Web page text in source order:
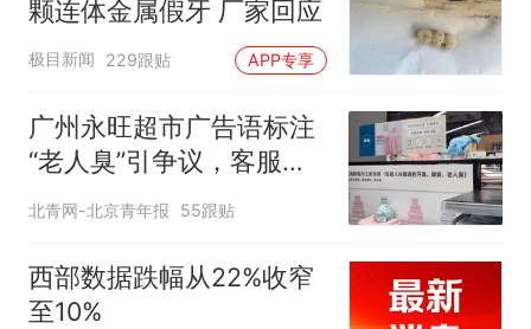
颗连体金属假牙 厂家回应
极目新闻 229跟贴 APP专享
广州永旺超市广告语标注
“老人臭”引争议，客服回
应
北青网-北京青年报 55跟贴
西部数据跌幅从22%收窄
至10%